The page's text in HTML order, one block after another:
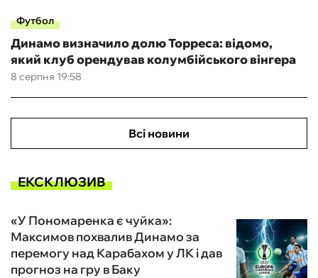
Футбол
8 серпня 19:58
Динамо визначило долю Торреса: відомо,
який клуб орендував колумбійського вінгера
Всі новини
ЕКСКЛЮЗИВ
«У Пономаренка є чуйка»:
Максимов похвалив Динамо за
перемогу над Карабахом у ЛК і дав
прогноз на гру в Баку